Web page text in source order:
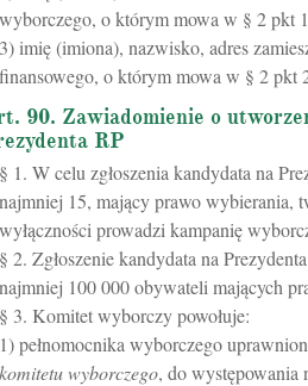
wyborczego, o którym mowa w § 2 pkt
3) imię (imiona), nazwisko, adres
finansowego, o którym mowa w § 2 pkt
90. Zawiadomienie o
RP
§ 1. W celu zgłoszenia kandydata na
najmniej 15, mający prawo wybierania,
wyłączności prowadzi kampanię
§ 2. Zgłoszenie kandydata na
najmniej 100 000 obywateli mających
§ 3. Komitet wyborczy powołuje:
1) pełnomocnika wyborczego
komitetu wyborczego, do występowania